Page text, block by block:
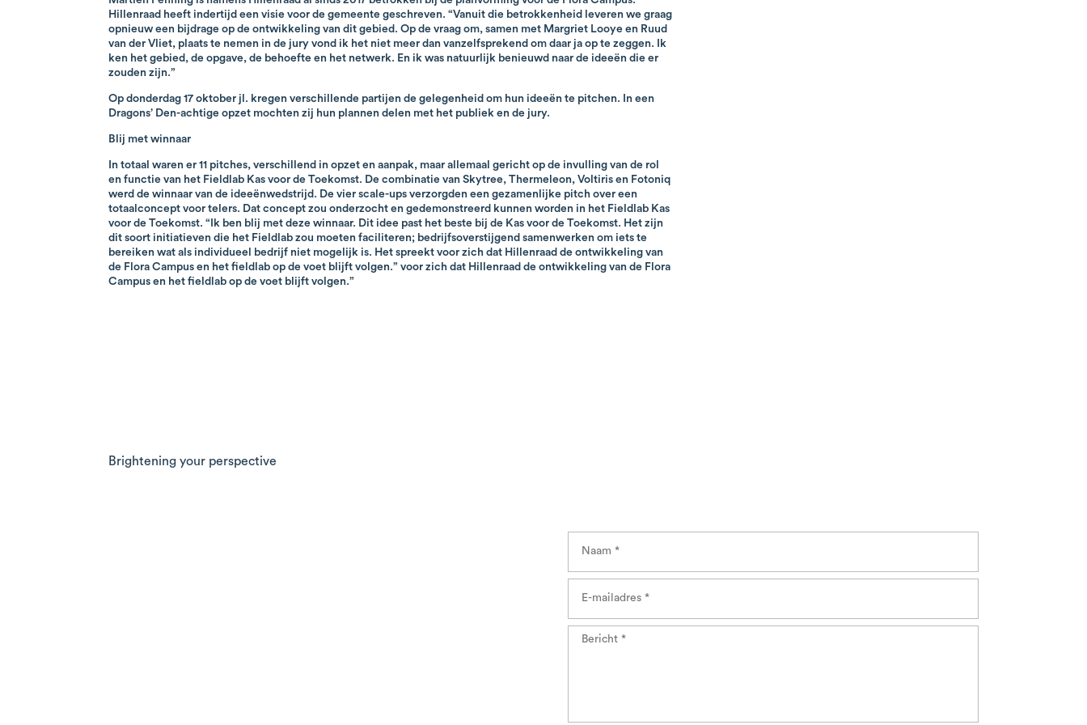
Hillenraad heeft indertijd een visie voor de gemeente geschreven. “Vanuit die betrokkenheid leveren we graag
opnieuw een bijdrage op de ontwikkeling van dit gebied. Op de vraag om, samen met Margriet Looye en Ruud
van der Vliet, plaats te nemen in de jury vond ik het niet meer dan vanzelfsprekend om daar ja op te zeggen. Ik
ken het gebied, de opgave, de behoefte en het netwerk. En ik was natuurlijk benieuwd naar de ideeën die er
zouden zijn.”
Op donderdag 17 oktober jl. kregen verschillende partijen de gelegenheid om hun ideeën te pitchen. In een
Dragons’ Den-achtige opzet mochten zij hun plannen delen met het publiek en de jury.
Blij met winnaar
In totaal waren er 11 pitches, verschillend in opzet en aanpak, maar allemaal gericht op de invulling van de rol
en functie van het Fieldlab Kas voor de Toekomst. De combinatie van Skytree, Thermeleon, Voltiris en Fotoniq
werd de winnaar van de ideeënwedstrijd. De vier scale-ups verzorgden een gezamenlijke pitch over een
totaalconcept voor telers. Dat concept zou onderzocht en gedemonstreerd kunnen worden in het Fieldlab Kas
voor de Toekomst. “Ik ben blij met deze winnaar. Dit idee past het beste bij de Kas voor de Toekomst. Het zijn
dit soort initiatieven die het Fieldlab zou moeten faciliteren; bedrijfsoverstijgend samenwerken om iets te
bereiken wat als individueel bedrijf niet mogelijk is. Het spreekt voor zich dat Hillenraad de ontwikkeling van
de Flora Campus en het fieldlab op de voet blijft volgen.” voor zich dat Hillenraad de ontwikkeling van de Flora
Campus en het fieldlab op de voet blijft volgen.”
Brightening your perspective
mailadres *
Bericht *